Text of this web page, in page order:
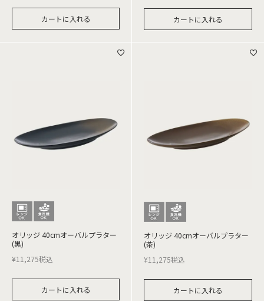
カートに入れる カートに入れる
オリッジ 40cmオーバルプラター
(黒)
¥11,275税込
カートに入れる
オリッジ 40cmオーバルプラター
(茶)
¥11,275税込
カートに入れる